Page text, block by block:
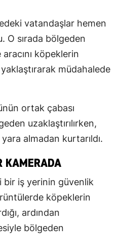
vatandaşlar hemen
O sırada bölgeden
köpeklerin
müdahalede
ortak çabası
uzaklaştırılırken,
almadan kurtarıldı.
KAMERADA
bir iş yerinin güvenlik
köpeklerin
ardından
bölgeden